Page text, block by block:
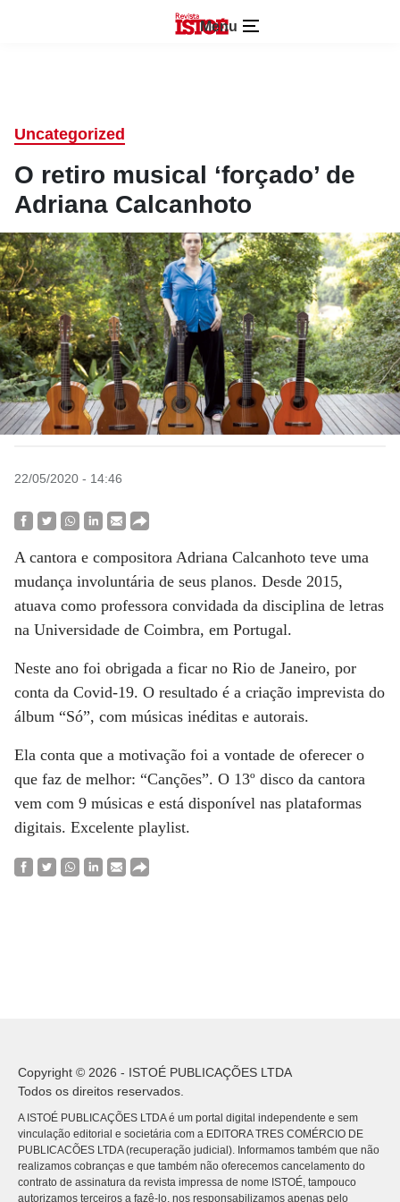
Menu
Uncategorized
O retiro musical ‘forçado’ de
Adriana Calcanhoto
22/05/2020 - 14:46
A cantora e compositora Adriana Calcanhoto teve uma
mudança involuntária de seus planos. Desde 2015,
atuava como professora convidada da disciplina de letras
na Universidade de Coimbra, em Portugal.
Neste ano foi obrigada a ficar no Rio de Janeiro, por
conta da Covid-19. O resultado é a criação imprevista do
álbum “Só”, com músicas inéditas e autorais.
Ela conta que a motivação foi a vontade de oferecer o
que faz de melhor: “Canções”. O 13º disco da cantora
vem com 9 músicas e está disponível nas plataformas
digitais. Excelente playlist.
Copyright © 2026 - ISTOÉ PUBLICAÇÕES LTDA
Todos os direitos reservados.
A ISTOÉ PUBLICAÇÕES LTDA é um portal digital independente e sem
vinculação editorial e societária com a EDITORA TRES COMÉRCIO DE
PUBLICACÕES LTDA (recuperação judicial). Informamos também que não
realizamos cobranças e que também não oferecemos cancelamento do
contrato de assinatura da revista impressa de nome ISTOÉ, tampouco
autorizamos terceiros a fazê-lo, nos responsabilizamos apenas pelo